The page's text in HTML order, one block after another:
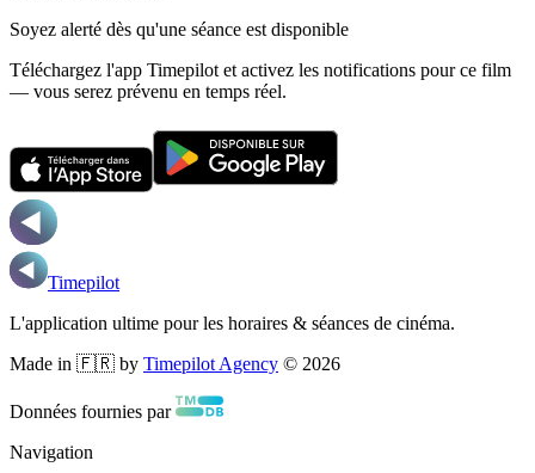
Soyez alerté dès qu'une séance est disponible
Téléchargez l'app Timepilot et activez les notifications pour ce film
— vous serez prévenu en temps réel.
Timepilot
L'application ultime pour les horaires & séances de cinéma.
Made in 🇫🇷 by Timepilot Agency © 2026
Données fournies par
Navigation